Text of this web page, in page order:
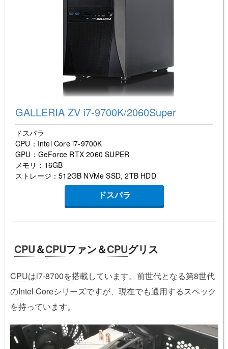
GALLERIA ZV i7-9700K/2060Super
ドスパラ
CPU：Intel Core i7-9700K
GPU：GeForce RTX 2060 SUPER
メモリ：16GB
ストレージ：512GB NVMe SSD, 2TB HDD
ドスパラ
CPU＆CPUファン＆CPUグリス
CPUはi7-8700を搭載しています。前世代となる第8世代
のIntel Coreシリーズですが、現在でも通用するスペック
を持っています。